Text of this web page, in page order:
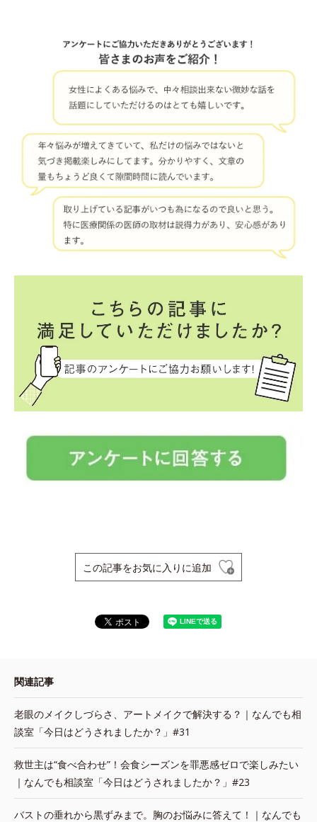
この記事をお気に入りに追加
関連記事
老眼のメイクしづらさ、アートメイクで解決する？｜なんでも相
談室「今日はどうされましたか？」#31
救世主は“食べ合わせ”！会食シーズンを罪悪感ゼロで楽しみたい
｜なんでも相談室「今日はどうされましたか？」#23
バストの垂れから黒ずみまで。胸のお悩みに答えて！｜なんでも